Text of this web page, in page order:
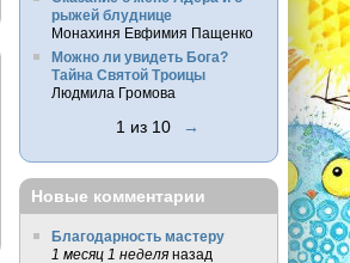
рыжей блуднице
Монахиня Евфимия Пащенко
Можно ли увидеть Бога?
Тайна Святой Троицы
Людмила Громова
1 из 10 →
Новые комментарии
Благодарность мастеру
1 месяц 1 неделяназад